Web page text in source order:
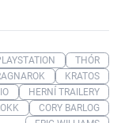
THÓR
KRATOS
HERNÍ TRAILERY
CORY BARLOG